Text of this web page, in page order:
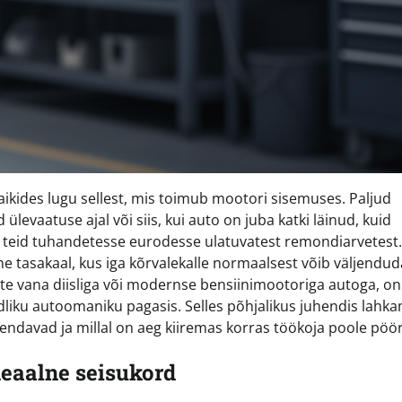
lugu sellest, mis toimub mootori sisemuses. Paljud
ajal või siis, kui auto on juba katki läinud, kuid
tuhandetesse eurodesse ulatuvatest remondiarvetest.
kus iga kõrvalekalle normaalsest võib
vana diisliga või modernse bensiinimootoriga autoga, on
autoomaniku pagasis. Selles põhjalikus juhendis
ja millal on aeg kiiremas korras töökoja poole
seisukord